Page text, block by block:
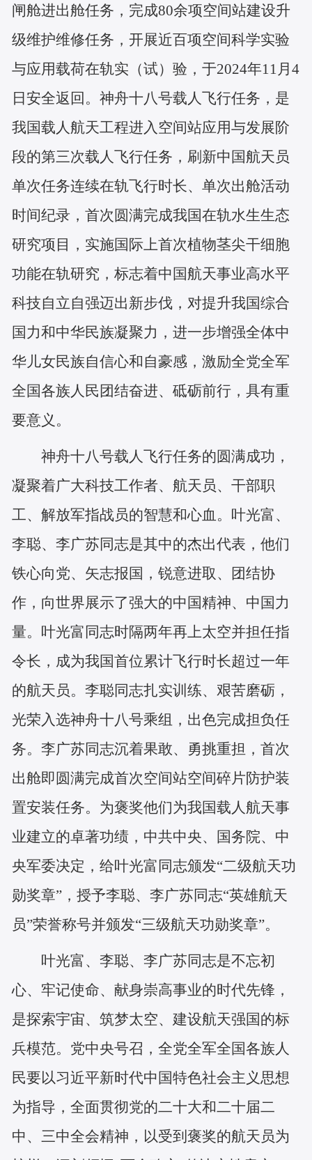
闸舱进出舱任务，完成80余项空间站建设升
级维护维修任务，开展近百项空间科学实验
与应用载荷在轨实（试）验，于2024年11月4
日安全返回。神舟十八号载人飞行任务，是
我国载人航天工程进入空间站应用与发展阶
段的第三次载人飞行任务，刷新中国航天员
单次任务连续在轨飞行时长、单次出舱活动
时间纪录，首次圆满完成我国在轨水生生态
研究项目，实施国际上首次植物茎尖干细胞
功能在轨研究，标志着中国航天事业高水平
科技自立自强迈出新步伐，对提升我国综合
国力和中华民族凝聚力，进一步增强全体中
华儿女民族自信心和自豪感，激励全党全军
全国各族人民团结奋进、砥砺前行，具有重
要意义。
神舟十八号载人飞行任务的圆满成功，
凝聚着广大科技工作者、航天员、干部职
工、解放军指战员的智慧和心血。叶光富、
李聪、李广苏同志是其中的杰出代表，他们
铁心向党、矢志报国，锐意进取、团结协
作，向世界展示了强大的中国精神、中国力
量。叶光富同志时隔两年再上太空并担任指
令长，成为我国首位累计飞行时长超过一年
的航天员。李聪同志扎实训练、艰苦磨砺，
光荣入选神舟十八号乘组，出色完成担负任
务。李广苏同志沉着果敢、勇挑重担，首次
出舱即圆满完成首次空间站空间碎片防护装
置安装任务。为褒奖他们为我国载人航天事
业建立的卓著功绩，中共中央、国务院、中
央军委决定，给叶光富同志颁发“二级航天功
勋奖章”，授予李聪、李广苏同志“英雄航天
员”荣誉称号并颁发“三级航天功勋奖章”。
叶光富、李聪、李广苏同志是不忘初
心、牢记使命、献身崇高事业的时代先锋，
是探索宇宙、筑梦太空、建设航天强国的标
兵模范。党中央号召，全党全军全国各族人
民要以习近平新时代中国特色社会主义思想
为指导，全面贯彻党的二十大和二十届二
中、三中全会精神，以受到褒奖的航天员为